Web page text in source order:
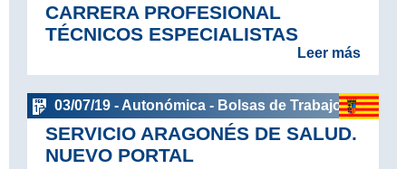
CARRERA PROFESIONAL
TÉCNICOS ESPECIALISTAS
Leer más
03/07/19 - Autonómica - Bolsas de Trabajo
SERVICIO ARAGONÉS DE SALUD.
NUEVO PORTAL